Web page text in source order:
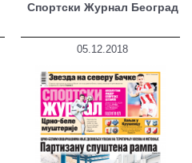
Спортски Журнал Београд
05.12.2018